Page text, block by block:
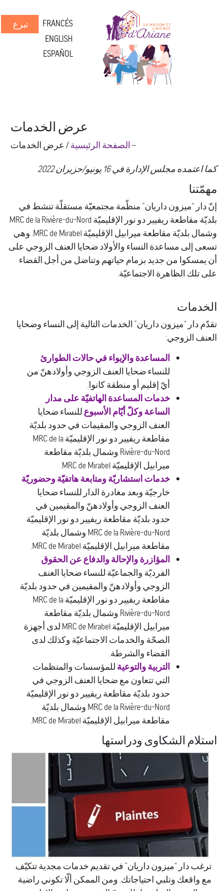
FRANCÉS
ENGLISH
ESPAÑOL
تبرع
عرض الخدمات
الصفحة الرئيسية/عرض الخدمات
مجلس الإدارة في 16 يونيو/حزيران 2022
“ميزون داريان” منظّمة مجتمعيّة مستقلّة تنشط في
بلديّة مقاطعة ريفيير دو نور الإقليميّة MRC de la Rivière-du-Nord
وشمال بلديّة مقاطعة ميرابيل الإقليميّة MRC de Mirabel. وهي
مساعدة النساء والأولاد ضحايا العنف الزوجي على
من جديد بزمام حياتهم وتناضل من أجل القضاء
الظاهرة الاجتماعيّة.
“ميزون داريان” الخدمات التالية إلى النساء وضحايا
الزوجي:
المساعدة والإيواء في حالات الطوارئ
للنساء ضحايا العنف الزوجي وأولادهنّ من
أيّ إقليم أو منطقة كانوا.
خدمات المساعدة الهاتفيّة على مدار
الساعة وكلّ أيّام الأسبوعللنساء ضحايا
العنف الزوجي والمقيمات في حدود بلديّة
مقاطعة ريفيير دو نور الإقليميّة MRC de la
Rivière-du-Nord وشمال بلديّة مقاطعة
ميرابيل الإقليميّة MRC de Mirabel.
خدمات استشاريّة ومتابعة هاتفيّة وحضوريّة
خارجيّة وبعد مغادرة الدار للنساء ضحايا
العنف الزوجي وأولادهنّ والمقيمين في
حدود بلديّة مقاطعة ريفيير دو نور الإقليميّة
MRC de la Rivière-du-Nord وشمال بلديّة
مقاطعة ميرابيل الإقليميّة MRC de Mirabel.
المؤازرة والإحالة والدفاع عن الحقوق
الفرديّة والجماعيّة للنساء ضحايا العنف
الزوجي وأولادهنّ والمقيمين في حدود بلديّة
مقاطعة ريفيير دو نور الإقليميّة MRC de la
Rivière-du-Nord وشمال بلديّة مقاطعة
ميرابيل الإقليميّة MRC de Mirabel لدى أجهزة
الصحّة والخدمات الاجتماعيّة وكذلك لدى
القضاء والشرطة.
التربية والتوعيةللمؤسسات والمنظمات
التي تتعاون مع ضحايا العنف الزوجي في
حدود بلديّة مقاطعة ريفيير دو نور الإقليميّة
MRC de la Rivière-du-Nord وشمال بلديّة
مقاطعة ميرابيل الإقليميّة MRC de Mirabel.
الشكاوى ودراستها
دار “ميزون داريان” في تقديم خدمات مجدية تتكيّف
وتلبي احتياجاتك. ومن الممكن ألّا تكوني راضية